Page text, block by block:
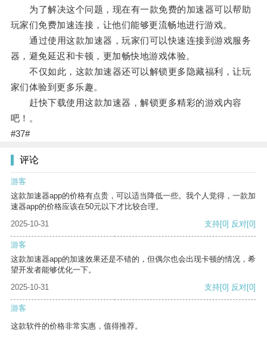
为了解决这个问题，现在有一款免费的加速器可以帮助
玩家们免费加速连接，让他们能够更流畅地进行游戏。
通过使用这款加速器，玩家们可以快速连接到游戏服务
器，避免延迟和卡顿，更加畅快地游戏体验。
不仅如此，这款加速器还可以解锁更多隐藏福利，让玩
家们体验到更多乐趣。
赶快下载使用这款加速器，解锁更多精彩的游戏内容
吧！。
#37#
评论
游客
这款加速器app的价格有点贵，可以适当降低一些。我个人觉得，一款加
速器app的价格应该在50元以下才比较合理。
2025-10-31
支持[0] 反对[0]
游客
这款加速器app的加速效果还是不错的，但偶尔也会出现卡顿的情况，希
望开发者能够优化一下。
2025-10-31
支持[0] 反对[0]
游客
这款软件的价格非常实惠，值得推荐。